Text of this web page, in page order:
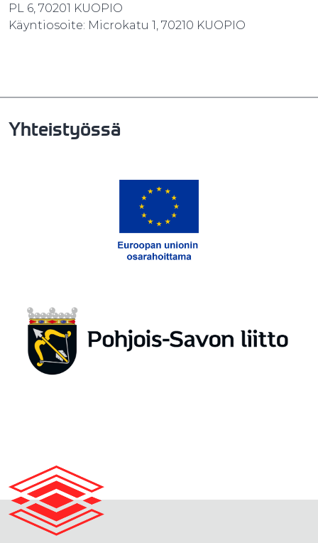
PL 6, 70201 KUOPIO
Käyntiosoite: Microkatu 1, 70210 KUOPIO
Yhteistyössä